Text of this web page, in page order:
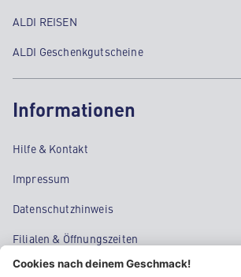
ALDI REISEN
ALDI Geschenkgutscheine
Informationen
Hilfe & Kontakt
Impressum
Datenschutzhinweis
Filialen & Öffnungszeiten
Kontakt